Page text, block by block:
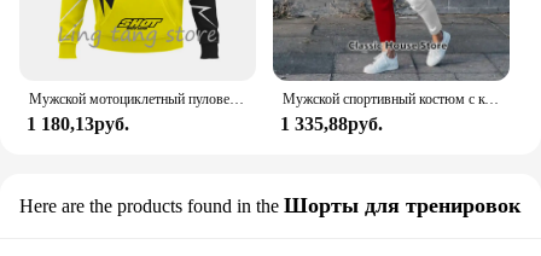
Мужской мотоциклетный пуловер с 3D принтом для любителей внедорожных видов спорта, осень/зима 2023, повседневная толстовка с капюшоном для улицы, хип-хопа, гонок, раллий
1 180,13руб.
Мужской спортивный костюм с коротким рукавом, принтом 3D и футболкой
1 335,88руб.
Here are the products found in the Шорты для тренировок